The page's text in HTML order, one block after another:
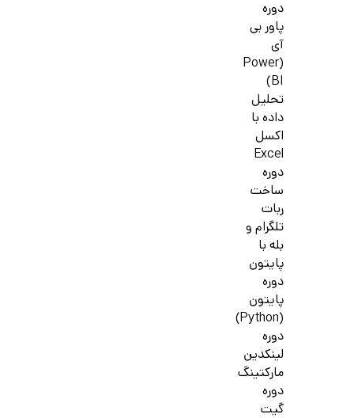
دوره
پاور بی
آی
(Power
BI)
تحلیل
داده با
اکسل
Excel
دوره
ساخت
ربات
تلگرام و
بله با
پایتون
دوره
پایتون
(Python)
دوره
لینکدین
مارکتینگ
دوره
گیت